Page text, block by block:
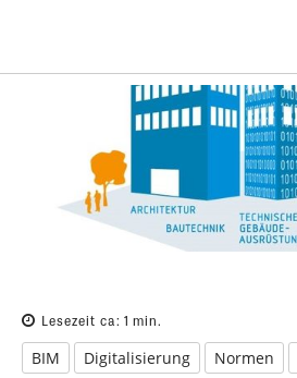
Lesezeit ca: 1 min.
BIM Digitalisierung Normen